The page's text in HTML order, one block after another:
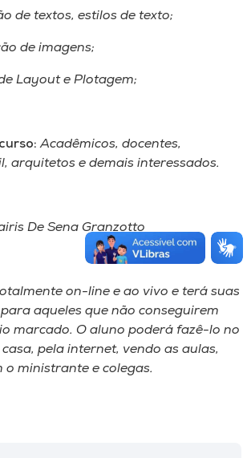
de textos, estilos de texto;
de imagens;
Layout e Plotagem;
Acadêmicos, docentes,
arquitetos e demais interessados.
De Sena Granzotto
on-line e ao vivo e terá suas
aqueles que não conseguirem
marcado. O aluno poderá fazê-lo no
pela internet, vendo as aulas,
o ministrante e colegas.